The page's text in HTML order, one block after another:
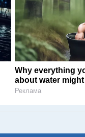
Why everything
about water
Реклама